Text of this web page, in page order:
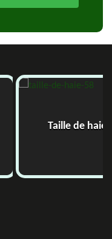
Taille de haie